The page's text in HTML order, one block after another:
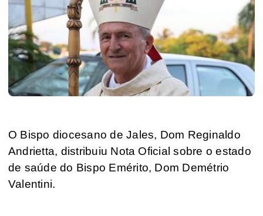
O Bispo diocesano de Jales, Dom Reginaldo
Andrietta, distribuiu Nota Oficial sobre o estado
de saúde do Bispo Emérito, Dom Demétrio
Valentini.